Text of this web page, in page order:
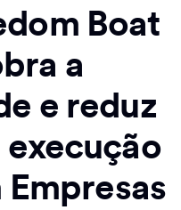
Boat
a
e reduz